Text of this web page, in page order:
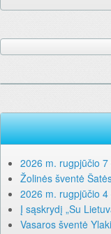
2026 m. rugpjūčio
Žolinės šventė
2026 m. rugpjūčio
Į sąskrydį „Su
Vasaros šventė